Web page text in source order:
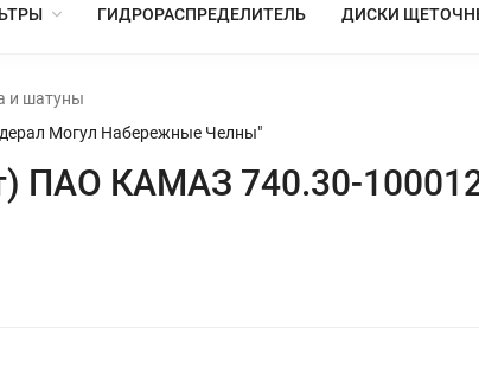
ГИДРОРАСПРЕДЕЛИТЕЛЬ ДИСКИ
и шатуны
Могул Набережные Челны"
ПАО КАМАЗ 740.30-